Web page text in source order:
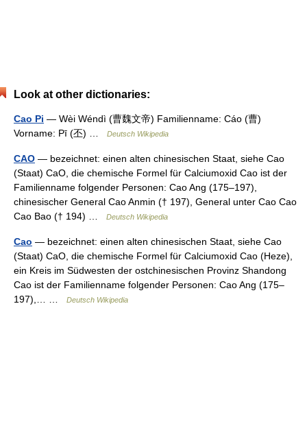
Look at other dictionaries:
Cao Pi — Wèi Wéndì (曹魏文帝) Familienname: Cáo (曹)
Vorname: Pī (丕) …
Deutsch Wikipedia
CAO — bezeichnet: einen alten chinesischen Staat, siehe Cao
(Staat) CaO, die chemische Formel für Calciumoxid Cao ist der
Familienname folgender Personen: Cao Ang (175–197),
chinesischer General Cao Anmin († 197), General unter Cao Cao
Cao Bao († 194) …
Deutsch Wikipedia
Cao — bezeichnet: einen alten chinesischen Staat, siehe Cao
(Staat) CaO, die chemische Formel für Calciumoxid Cao (Heze),
ein Kreis im Südwesten der ostchinesischen Provinz Shandong
Cao ist der Familienname folgender Personen: Cao Ang (175–
197),… …
Deutsch Wikipedia